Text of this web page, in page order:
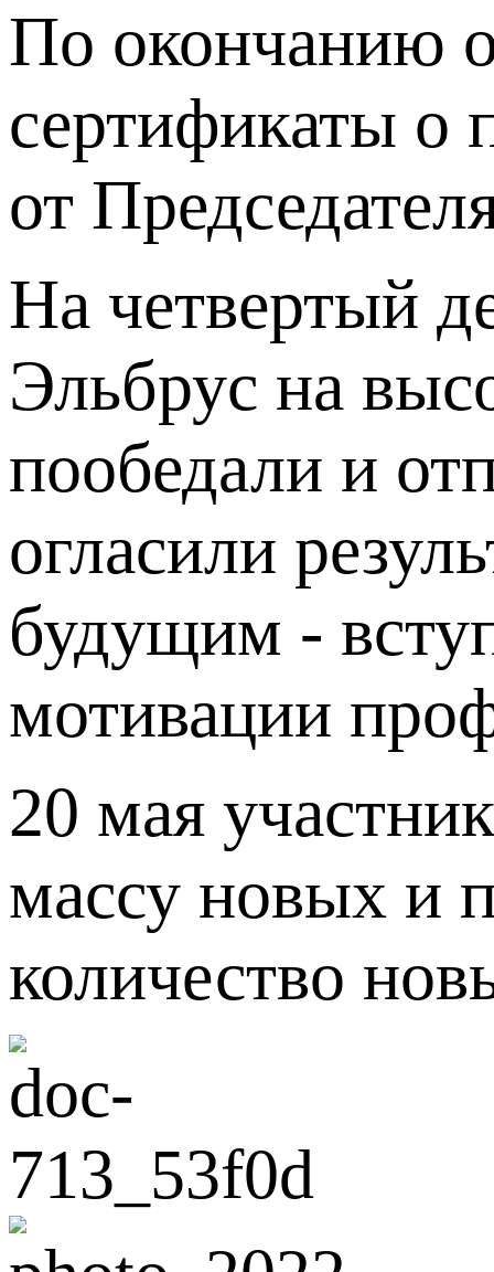
По окончанию
сертификаты о
от
На четвертый
Эльбрус на
пообедали и
огласили
будущим -
мотивации
20 мая
массу новых и
количество